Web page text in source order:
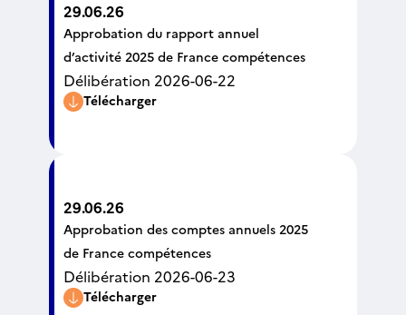
29.06.26
Approbation du rapport annuel
d’activité 2025 de France compétences
Délibération 2026-06-22
Télécharger
29.06.26
Approbation des comptes annuels 2025
de France compétences
Délibération 2026-06-23
Télécharger